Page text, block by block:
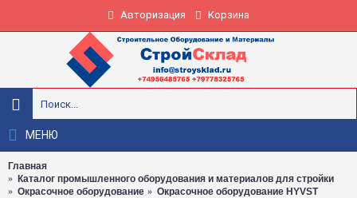
Авторизация Корзина
МЕНЮ
Главная
Каталог промышленного оборудования и материалов для стройки
Окрасочное оборудование
Окрасочное оборудование HYVST